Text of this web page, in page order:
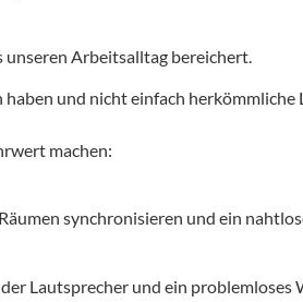
unseren Arbeitsalltag bereichert.
und nicht einfach
machen:
synchronisieren und ein
Lautsprecher und ein problemloses